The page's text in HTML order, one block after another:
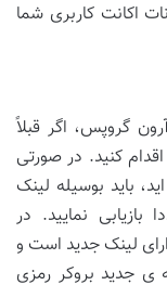
اکانت کاربری شما
گروپس، اگر قبلاً
اقدام کنید. در صورتی
باید بوسیله لینک
بازیابی نمایید. در
لینک جدید است و
ی جدید بروکر رمزی